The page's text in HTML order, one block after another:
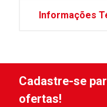
Informações
Cadastre-se
ofertas!